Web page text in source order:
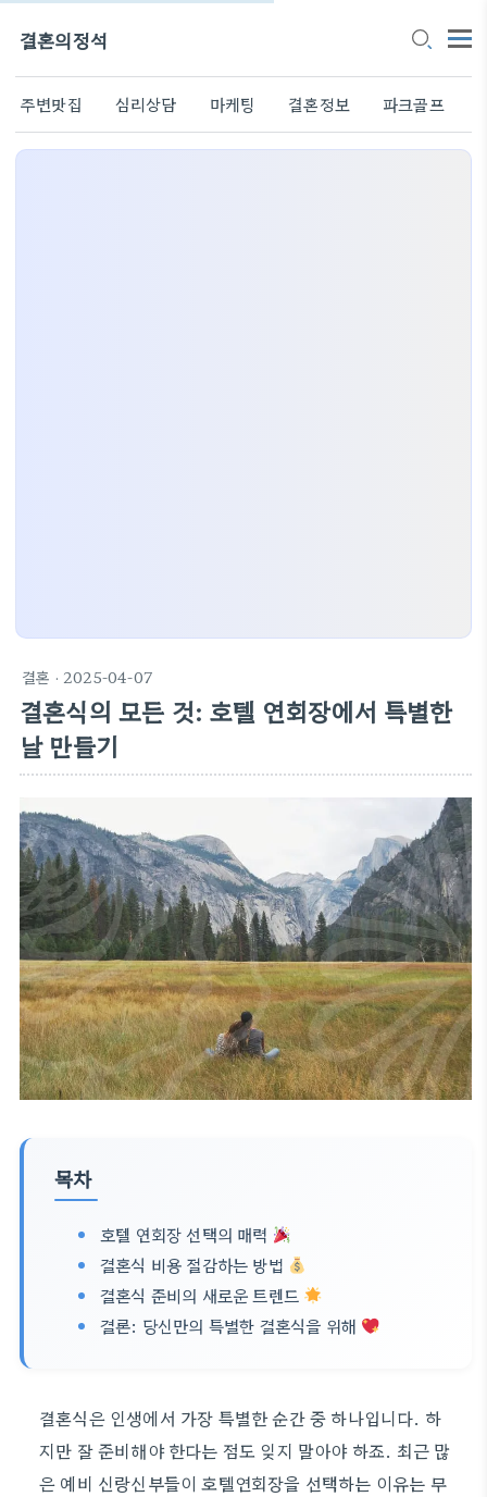
결혼의정석
주변맛집 심리상담 마케팅 결혼정보 파크골프
결혼 · 2025-04-07
결혼식의 모든 것: 호텔 연회장에서 특별한
날 만들기
목차
호텔 연회장 선택의 매력
결혼식 비용 절감하는 방법
결혼식 준비의 새로운 트렌드
결론: 당신만의 특별한 결혼식을 위해
결혼식은 인생에서 가장 특별한 순간 중 하나입니다. 하
지만 잘 준비해야 한다는 점도 잊지 말아야 하죠. 최근 많
은 예비 신랑신부들이 호텔연회장을 선택하는 이유는 무